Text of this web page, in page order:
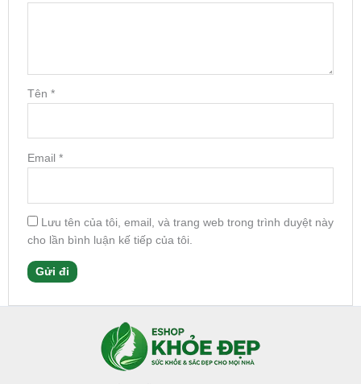
Tên *
Email *
Lưu tên của tôi, email, và trang web trong trình duyệt này
cho lần bình luận kế tiếp của tôi.